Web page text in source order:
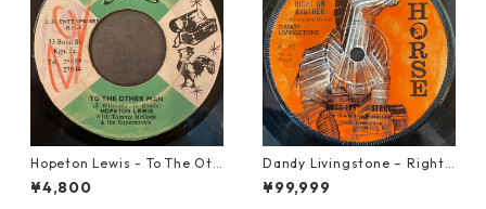
Hopeton Lewis - To The Oth
er Man【7-22023】
¥4,800
Dandy Livingstone – Right
On Brother【7-21946】
¥99,999